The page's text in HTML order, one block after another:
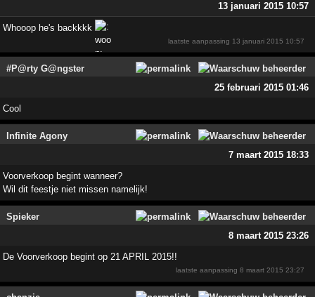
13 januari 2015 10:57
Whooop he's backkkk
laatste aanpassing 13 januari 2015 10:57
#P@rty G@ngster
25 februari 2015 01:46
Cool
Infinite Agony
7 maart 2015 18:33
Voorverkoop begint wanneer?
Wil dit feestje niet missen namelijk!
Spieker
8 maart 2015 23:26
De Voorverkoop begint op 21 APRIL 2015!!
laatste aanpassing8 maart 2015 23:27